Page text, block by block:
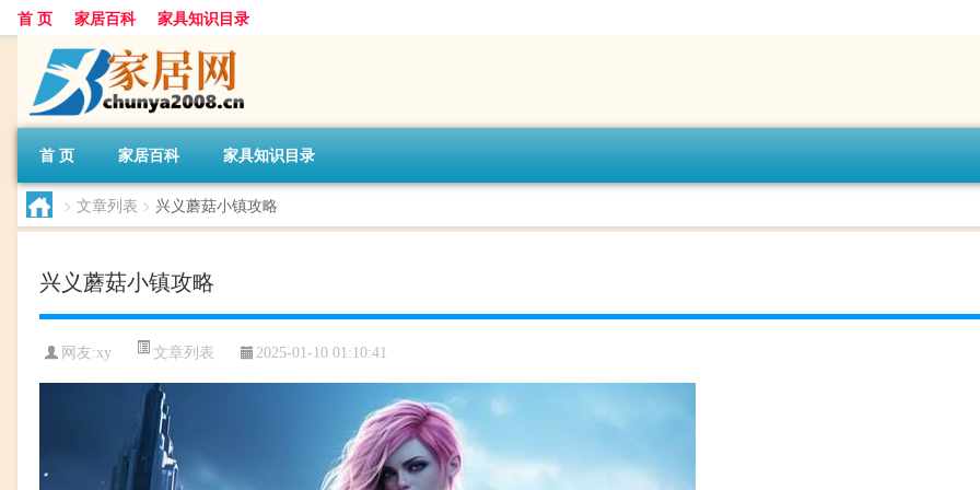
首 页 家居百科 家具知识目录
首 页 家居百科 家具知识目录
> 文章列表 > 兴义蘑菇小镇攻略
兴义蘑菇小镇攻略
网友:xy 文章列表 2025-01-10 01:10:41